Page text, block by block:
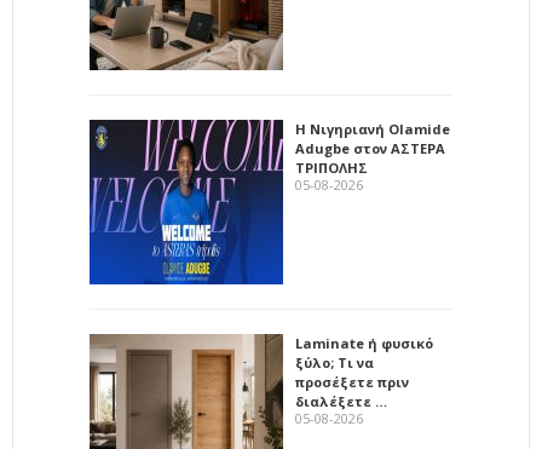
Η Νιγηριανή Olamide
Adugbe στον ΑΣΤΕΡΑ
ΤΡΙΠΟΛΗΣ
05-08-2026
Laminate ή φυσικό
ξύλο; Τι να
προσέξετε πριν
διαλέξετε …
05-08-2026